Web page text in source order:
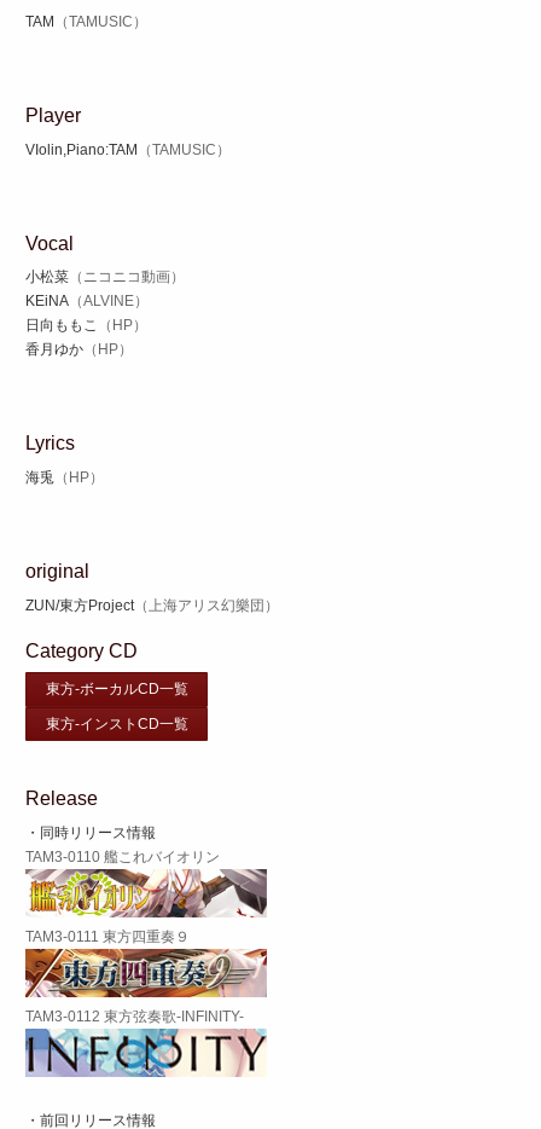
TAM （TAMUSIC）
Player
VIolin,Piano:TAM （TAMUSIC）
Vocal
小松菜 （ニコニコ動画）
KEiNA （ALVINE）
日向ももこ
（HP）
香月ゆか （HP）
Lyrics
海兎 （HP）
original
ZUN/東方Project （上海アリス幻樂団）
Category CD
東方-ボーカルCD一覧
東方-インストCD一覧
Release
・同時リリース情報
TAM3-0110 艦これバイオリン
TAM3-0111 東方四重奏９
TAM3-0112 東方弦奏歌-INFINITY-
・前回リリース情報